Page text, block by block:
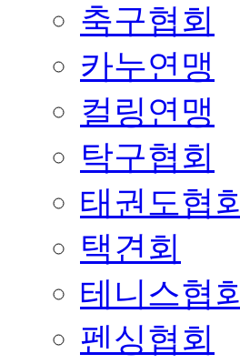
축구협회
카누연맹
컬링연맹
탁구협회
태권도협회
택견회
테니스협회
펜싱협회